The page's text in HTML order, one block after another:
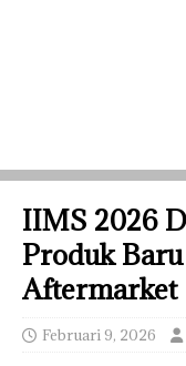
IIMS 2026
Produk
Aftermarket
Februari 9, 2026